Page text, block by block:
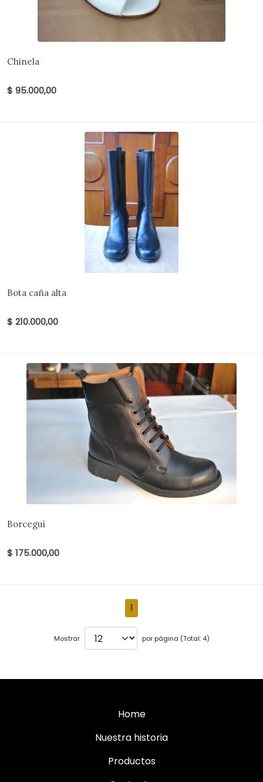
Chinela
$ 95.000,00
Bota caña alta
$ 210.000,00
Borceguí
$ 175.000,00
1
Mostrar por página (Total: 4)
Home
Nuestra historia
Productos